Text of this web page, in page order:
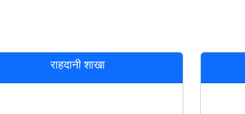
राहदानी शाखा